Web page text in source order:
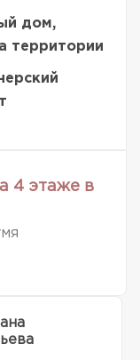
дом,
территории
4 этаже в